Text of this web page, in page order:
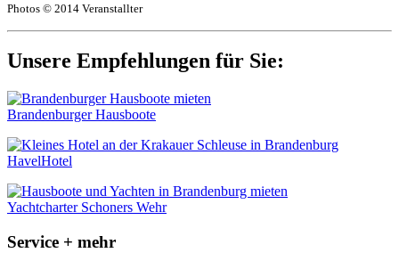
Photos © 2014 Veranstallter
Unsere Empfehlungen für Sie:
Brandenburger Hausboote
HavelHotel
Yachtcharter Schoners Wehr
Service + mehr